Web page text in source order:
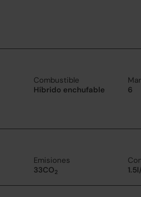
Combustible
Híbrido enchufable
6
Emisiones
33CO2